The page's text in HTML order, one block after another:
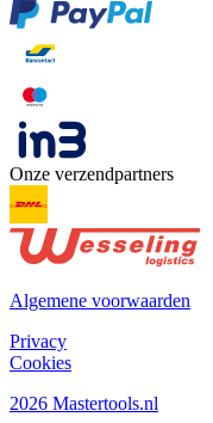
Onze verzendpartners
Algemene voorwaarden
Privacy
Cookies
2026 Mastertools.nl